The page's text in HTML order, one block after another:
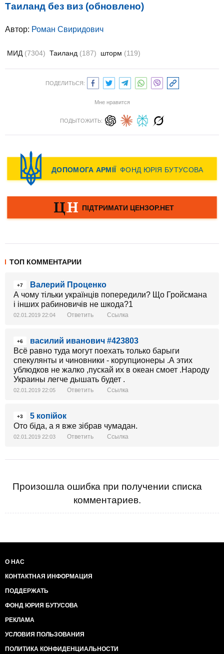
Таиланд без виз (обновлено)
Автор: Роман Свиридович
МИД (7304) Таиланд (187) шторм (119)
ПОДЕЛИТЬСЯ:
Мне нравится
ПОДЫТОЖИТЬ:
ТОП КОММЕНТАРИИ
+7
Валерий Проценко
А чому тільки українців попередили? Що Гройсмана
і інших рабиновичів не шкода?1
02.01.2019 22:04 Ответить Ссылка
+6
василий иванович #423803
Всё равно туда могут поехать только барыги
спекулянты и чиновники - корупционеры .А этих
ублюдков не жалко ,пускай их в океан смоет .Народу
Украины легче дышать будет .
02.01.2019 22:05 Ответить Ссылка
+3
5 копійок
Ото біда, а я вже зібрав чумадан.
02.01.2019 22:03 Ответить Ссылка
Произошла ошибка при получении списка
комментариев.
О НАС
КОНТАКТНАЯ ИНФОРМАЦИЯ
ПОДДЕРЖАТЬ
ФОНД ЮРИЯ БУТУСОВА
РЕКЛАМА
УСЛОВИЯ ПОЛЬЗОВАНИЯ
ПОЛИТИКА КОНФИДЕНЦИАЛЬНОСТИ